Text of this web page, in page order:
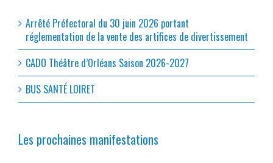
Arrêté Préfectoral du 30 juin 2026 portant
réglementation de la vente des artifices de divertissement
CADO Théâtre d’Orléans Saison 2026-2027
BUS SANTÉ LOIRET
Les prochaines manifestations